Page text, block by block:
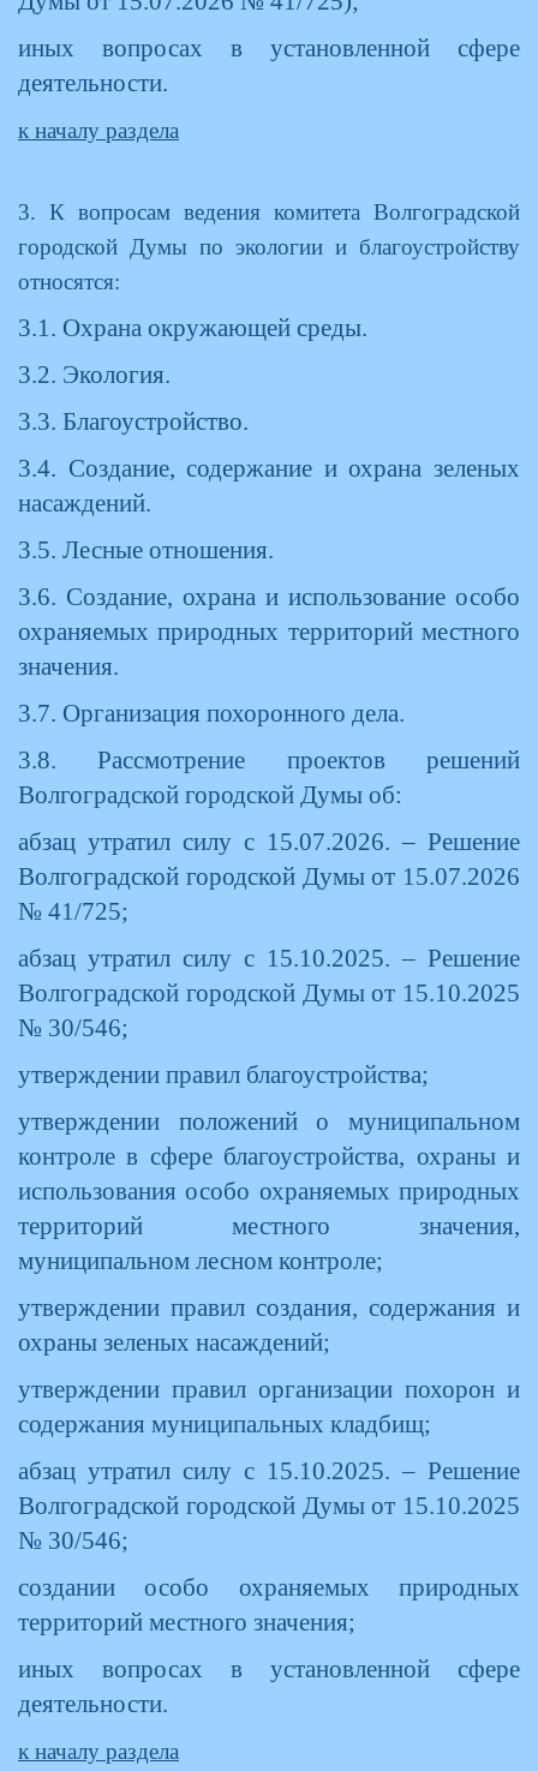
иных вопросах в установленной сфере
деятельности.
к началу раздела
3. К вопросам ведения комитета Волгоградской
городской Думы по экологии и благоустройству
относятся:
3.1. Охрана окружающей среды.
3.2. Экология.
3.3. Благоустройство.
3.4. Создание, содержание и охрана зеленых
насаждений.
3.5. Лесные отношения.
3.6. Создание, охрана и использование особо
охраняемых природных территорий местного
значения.
3.7. Организация похоронного дела.
3.8. Рассмотрение проектов решений
Волгоградской городской Думы об:
абзац утратил силу с 15.07.2026. – Решение
Волгоградской городской Думы от 15.07.2026
№ 41/725;
абзац утратил силу с 15.10.2025. – Решение
Волгоградской городской Думы от 15.10.2025
№ 30/546;
утверждении правил благоустройства;
утверждении положений о муниципальном
контроле в сфере благоустройства, охраны и
использования особо охраняемых природных
территорий местного значения,
муниципальном лесном контроле;
утверждении правил создания, содержания и
охраны зеленых насаждений;
утверждении правил организации похорон и
содержания муниципальных кладбищ;
абзац утратил силу с 15.10.2025. – Решение
Волгоградской городской Думы от 15.10.2025
№ 30/546;
создании особо охраняемых природных
территорий местного значения;
иных вопросах в установленной сфере
деятельности.
к началу раздела